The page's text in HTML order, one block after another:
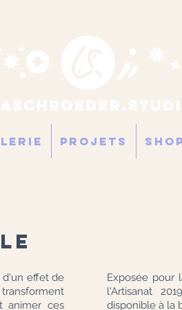
PROJETS SHOP
d'un effet de
animer ces
Exposée pour
l'Artisanat
disponible à la